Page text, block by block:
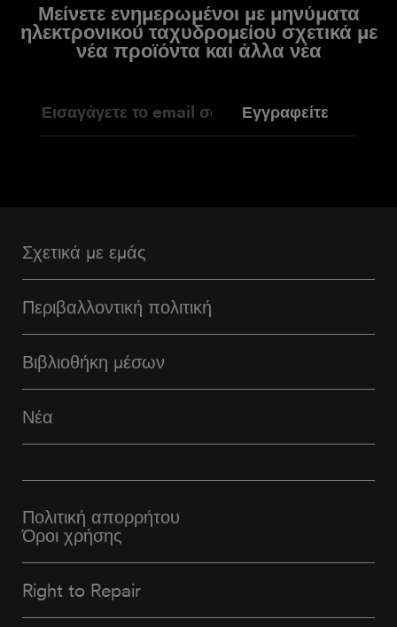
Μείνετε ενημερωμένοι με μηνύματα
ηλεκτρονικού ταχυδρομείου σχετικά με
νέα προϊόντα και άλλα νέα
Εγγραφείτε
Σχετικά με εμάς
Περιβαλλοντική πολιτική
Βιβλιοθήκη μέσων
Νέα
Πολιτική απορρήτου
Όροι χρήσης
Right to Repair